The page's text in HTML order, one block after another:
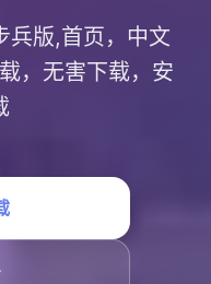
兵版,首页，中文
，无害下载，安